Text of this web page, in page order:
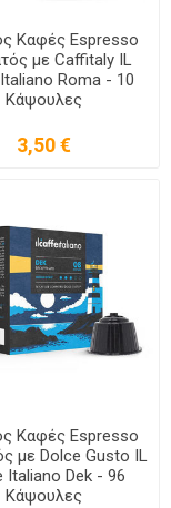
Καφές Espresso
με Caffitaly IL
Roma - 10
Κάψουλες
3,50 €
Καφές Espresso
με Dolce Gusto IL
Italiano Dek - 96
Κάψουλες